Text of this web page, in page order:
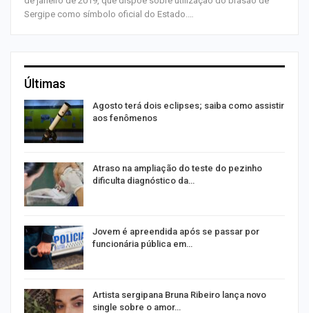
Sergipe como símbolo oficial do Estado.…
Últimas
Agosto terá dois eclipses; saiba como assistir
aos fenômenos
Atraso na ampliação do teste do pezinho
dificulta diagnóstico da…
Jovem é apreendida após se passar por
funcionária pública em…
Artista sergipana Bruna Ribeiro lança novo
single sobre o amor…